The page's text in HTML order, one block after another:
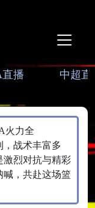
播 中超直
火力全
，战术丰富多
激烈对抗与精彩
喊，共赴这场篮